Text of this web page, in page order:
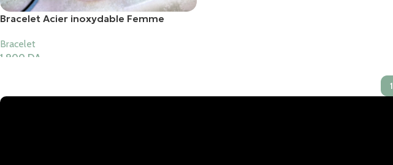
Bracelet Acier inoxydable Femme
Bracelet
1,900 DA
1